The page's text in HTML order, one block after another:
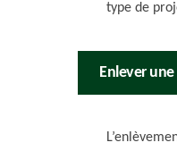
type de
Enlever une